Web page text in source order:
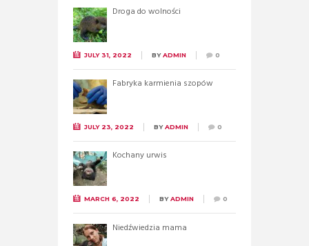
Droga do wolności
JULY 31, 2022 BYADMIN 0
Fabryka karmienia szopów
JULY 23, 2022 BYADMIN 0
Kochany urwis
MARCH 6, 2022 BYADMIN 0
Niedźwiedzia mama